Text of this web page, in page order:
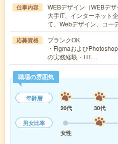
仕事内容
WEBデザイン（WEBデザ
大手IT、インターネット
て、Webデザイン、コー
応募資格
ブランクOK
・Figmaおよび
の実務経験・HT…
職場の雰囲気
年齢層
20代
30代
男女比率
女性